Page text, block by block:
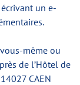
un e-
même ou
de l’Hôtel de
CAEN